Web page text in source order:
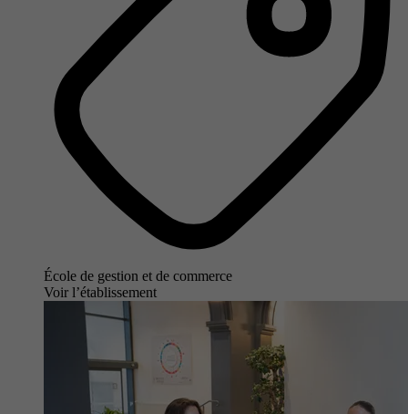
École de gestion et de commerce
Voir l’établissement